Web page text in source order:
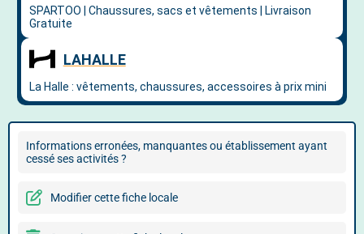
Informations erronées, manquantes ou établissement ayant
cessé ses activités ?
Modifier cette fiche locale